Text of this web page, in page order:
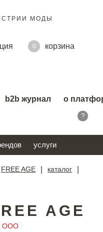
МОДЫ
0
корзина
b2b журнал о
?
услуги
FREE AGE каталог
AGE
ООО